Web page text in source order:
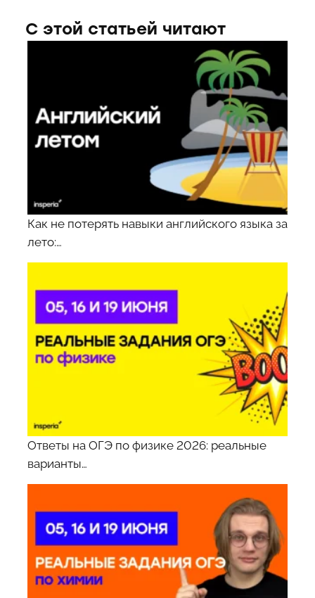
С этой статьей читают
Как не потерять навыки английского языка за
лето:…
Ответы на ОГЭ по физике 2026: реальные
варианты…